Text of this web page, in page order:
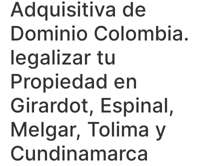
Adquisitiva de
Dominio Colombia.
legalizar tu
Propiedad en
Girardot, Espinal,
Melgar, Tolima y
Cundinamarca